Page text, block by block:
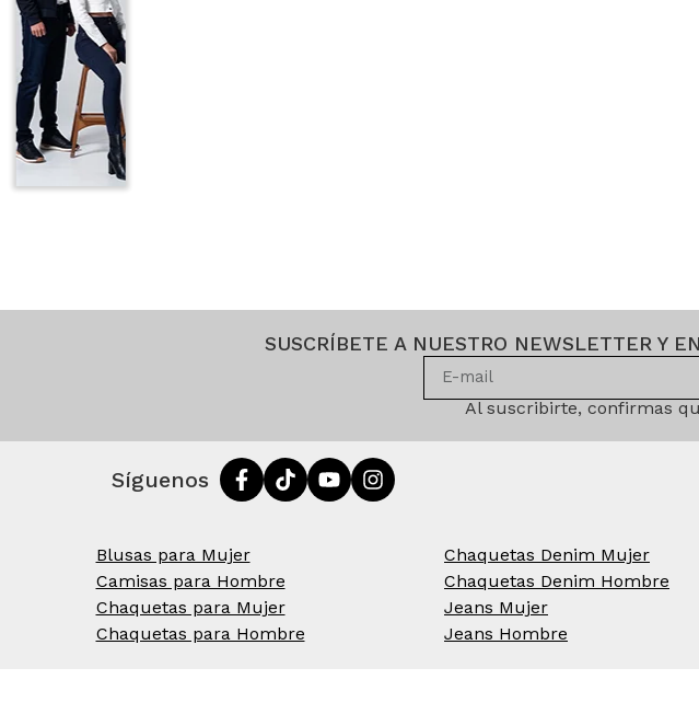
SUSCRÍBETE A NUESTRO NEWSLETTER Y
Al suscribirte, confirmas
Síguenos
Blusas para Mujer
Camisas para Hombre
Chaquetas para Mujer
Chaquetas para Hombre
Chaquetas Denim Mujer
Chaquetas Denim Hombre
Jeans Mujer
Jeans Hombre